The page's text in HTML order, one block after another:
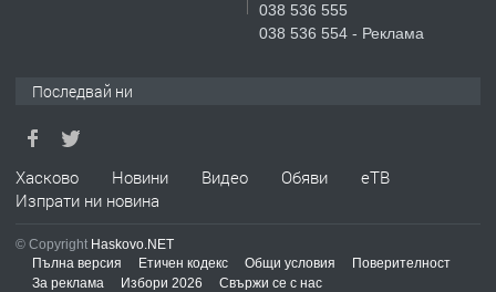
СГЛОБЯВАНЕ НА МЕБЕЛИ.
ПРЕДЛАГА
№4119 Едностаен обзаведен
038 536 555
038 536 554 - Реклама
Последвай ни
Хасково Новини Видео Обяви
еТВ
Изпрати ни новина
© Copyright Haskovo.NET
Пълна версия
Етичен кодекс Общи условия
Поверителност
За реклама
Избори 2026 Свържи се с нас